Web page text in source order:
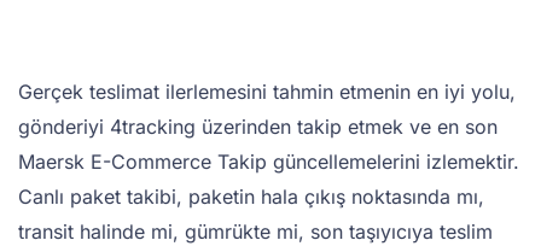
Gerçek teslimat ilerlemesini tahmin etmenin en iyi yolu,
gönderiyi 4tracking üzerinden takip etmek ve en son
Maersk E-Commerce Takip güncellemelerini izlemektir.
Canlı paket takibi, paketin hala çıkış noktasında mı,
transit halinde mi, gümrükte mi, son taşıyıcıya teslim